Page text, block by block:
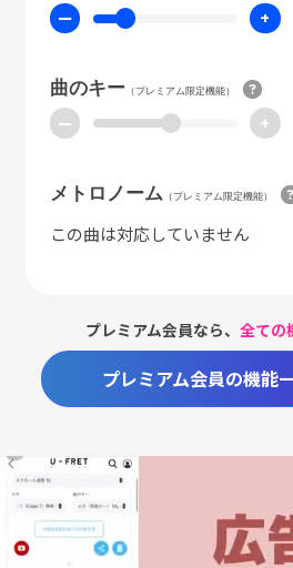
ー +
曲のキー（プレミアム限定機能）
ー +
メトロノーム （プレミアム限定機能）
この曲は対応していません
プレミアム会員なら、全ての
プレミアム会員の機能